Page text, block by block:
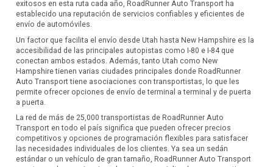
exitosos en esta ruta cada año, RoadRunner Auto Transport ha
establecido una reputación de servicios confiables y eficientes de
envío de automóviles.
Un factor que facilita el envío desde Utah hasta New Hampshire es la
accesibilidad de las principales autopistas como I-80 e I-84 que
conectan ambos estados. Además, tanto Utah como New
Hampshire tienen varias ciudades principales donde RoadRunner
Auto Transport tiene asociaciones con transportistas, lo que les
permite ofrecer opciones de envío de terminal a terminal y de puerta
a puerta.
La red de más de 25,000 transportistas de RoadRunner Auto
Transport en todo el país significa que pueden ofrecer precios
competitivos y opciones de programación flexibles para satisfacer
las necesidades individuales de los clientes. Ya sea un sedán
estándar o un vehículo de gran tamaño, RoadRunner Auto Transport